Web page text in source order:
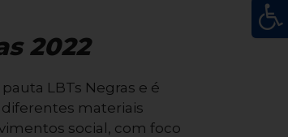
2022
LBTs Negras e é
materiais
social, com foco